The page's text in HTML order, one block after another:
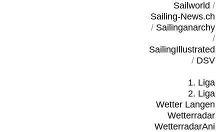
Sailworld /
Sailing-News.ch
/ Sailinganarchy
/
SailingIllustrated
/ DSV
1. Liga
2. Liga
Wetter Langen
Wetterradar
WetterradarAni